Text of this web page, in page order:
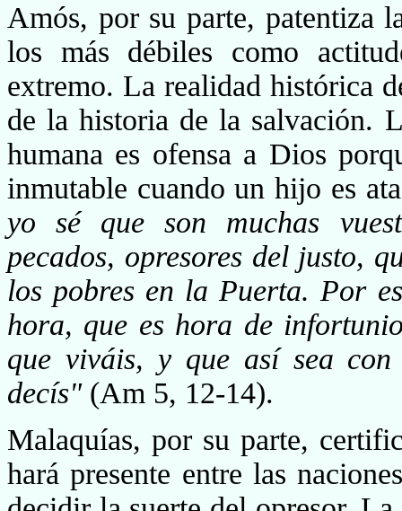
Amós, por su parte, patentiza
los más débiles co­mo
extremo. La realidad histórica
de la historia de la salvación.
humana es ofensa a Dios
inmutable cuando un hijo es
yo sé que son muchas
pecados, opresores del justo,
los pobres en la Puerta. Por
hora, que es hora de
que viváis, y que así sea con
decís" (Am 5, 12-14).
Malaquías, por su parte,
hará presente entre las